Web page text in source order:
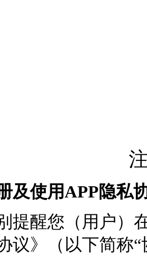
及使用APP隐私
提醒您（用户）
议》（以下简称